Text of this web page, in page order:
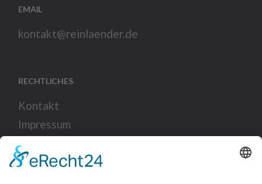
EMAIL
kontakt@reinlaender.de
RECHTLICHES
Kontakt
Impressum
Datenschutz